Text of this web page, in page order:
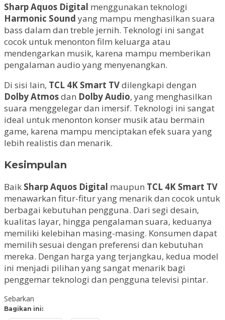
Sharp Aquos Digital menggunakan teknologi
Harmonic Sound yang mampu menghasilkan suara
bass dalam dan treble jernih. Teknologi ini sangat
cocok untuk menonton film keluarga atau
mendengarkan musik, karena mampu memberikan
pengalaman audio yang menyenangkan.
Di sisi lain, TCL 4K Smart TVdilengkapi dengan
Dolby Atmosdan Dolby Audio, yang menghasilkan
suara menggelegar dan imersif. Teknologi ini sangat
ideal untuk menonton konser musik atau bermain
game, karena mampu menciptakan efek suara yang
lebih realistis dan menarik.
Kesimpulan
Baik Sharp Aquos Digital maupun TCL 4K Smart TV
menawarkan fitur-fitur yang menarik dan cocok untuk
berbagai kebutuhan pengguna. Dari segi desain,
kualitas layar, hingga pengalaman suara, keduanya
memiliki kelebihan masing-masing. Konsumen dapat
memilih sesuai dengan preferensi dan kebutuhan
mereka. Dengan harga yang terjangkau, kedua model
ini menjadi pilihan yang sangat menarik bagi
penggemar teknologi dan pengguna televisi pintar.
Sebarkan
Bagikan ini: